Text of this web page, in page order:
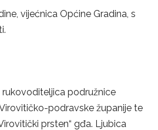
vijećnica Općine Gradina, s
podružnice
podravske županije te
prsten“ gđa. Ljubica